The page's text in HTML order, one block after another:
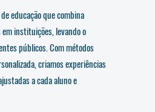
educação que combina
instituições, levando o
públicos. Com métodos
criamos experiências
a cada aluno e